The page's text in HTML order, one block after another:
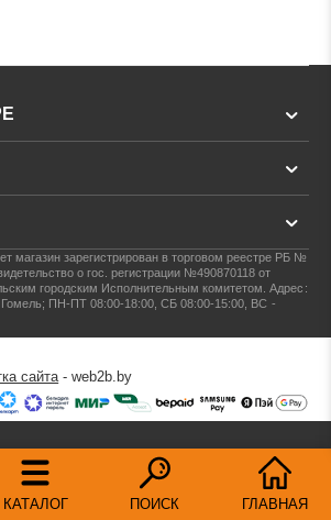
КАТАЛОГ ПОИСК ГЛАВНАЯ
магазин зарегистрирован в торговом реестре РБ №
о гос. регистрации №490870118 от
городским Исполнительным комитетом.Адрес:
Гомель; ПН-ПТ 08:00-18:00, СБ 08:00-15:00, ВС -
сайта- web2b.by